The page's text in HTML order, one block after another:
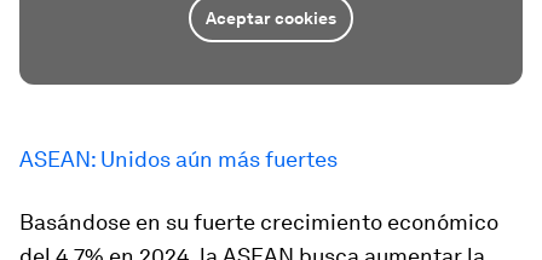
Aceptar cookies
ASEAN: Unidos aún más fuertes
Basándose en su fuerte crecimiento económico